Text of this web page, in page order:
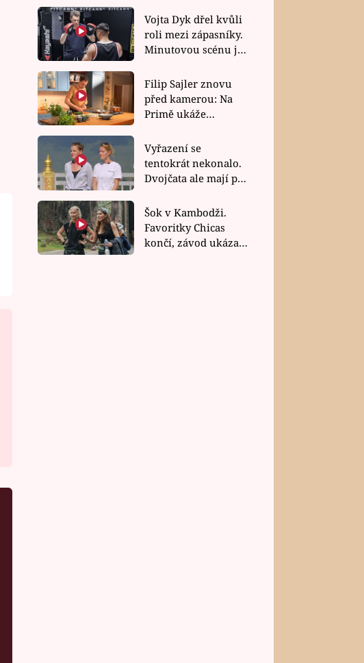
Vojta Dyk dřel kvůli
roli mezi zápasníky.
Minutovou scénu jel
Filip Sajler znovu
před kamerou: Na
Primě ukáže
rychlé recepty
Vyřazení se
tentokrát nekonalo.
Dvojčata ale mají po
závodu nůž na krku
Šok v Kambodži.
Favoritky Chicas
končí, závod ukázal